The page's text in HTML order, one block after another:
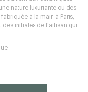
nature luxuriante ou des
à la main à Paris,
des initiales de l'artisan qui